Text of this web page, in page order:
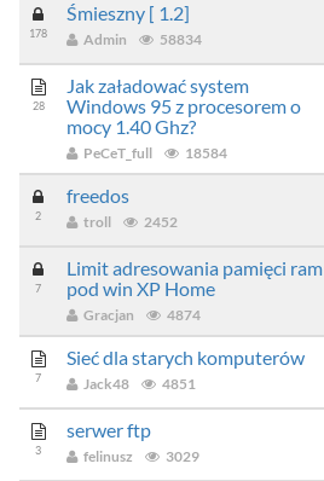
178
Śmieszny [ 1.2]
Admin 58834
28
Jak załadować system
Windows 95 z procesorem o
mocy 1.40 Ghz?
PeCeT_full 18584
2
freedos
troll 2452
7
Limit adresowania pamięci ram
pod win XP Home
Gracjan 4874
7
Sieć dla starych komputerów
Jack48 4851
3
serwer ftp
felinusz 3029